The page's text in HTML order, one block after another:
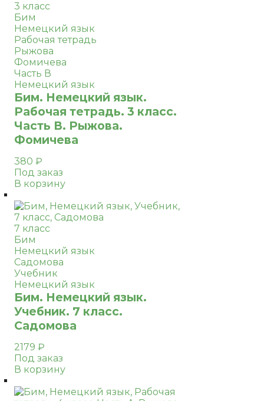
3 класс
Бим
Немецкий язык
Рабочая тетрадь
Рыжова
Фомичева
Часть В
Немецкий язык
Бим. Немецкий язык.
Рабочая тетрадь. 3 класс.
Часть В. Рыжова.
Фомичева
380 ₽
Под заказ
В корзину
7 класс
Бим
Немецкий язык
Садомова
Учебник
Немецкий язык
Бим. Немецкий язык.
Учебник. 7 класс.
Садомова
2179 ₽
Под заказ
В корзину